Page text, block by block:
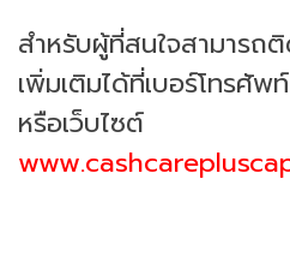
สำหรับผู้ที่สนใจสามาร
เพิ่มเติมได้ที่เบอร์โทรศัพท์
หรือเว็บไซต์